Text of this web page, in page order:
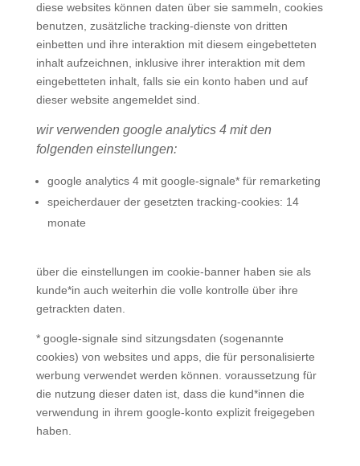
diese websites können daten über sie sammeln, cookies
benutzen, zusätzliche tracking-dienste von dritten
einbetten und ihre interaktion mit diesem eingebetteten
inhalt aufzeichnen, inklusive ihrer interaktion mit dem
eingebetteten inhalt, falls sie ein konto haben und auf
dieser website angemeldet sind.
wir verwenden google analytics 4 mit den
folgenden einstellungen:
google analytics 4 mit google-signale* für remarketing
speicherdauer der gesetzten tracking-cookies: 14
monate
über die einstellungen im cookie-banner haben sie als
kunde*in auch weiterhin die volle kontrolle über ihre
getrackten daten.
* google-signale sind sitzungsdaten (sogenannte
cookies) von websites und apps, die für personalisierte
werbung verwendet werden können. voraussetzung für
die nutzung dieser daten ist, dass die kund*innen die
verwendung in ihrem google-konto explizit freigegeben
haben.